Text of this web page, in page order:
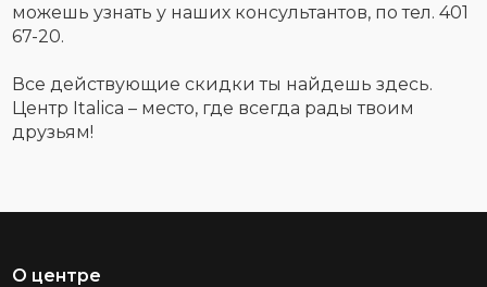
можешь узнать у наших консультантов, по тел. 401
67-20.
Все действующие скидки ты найдешь здесь.
Центр Italica – место, где всегда рады твоим
друзьям!
О центре